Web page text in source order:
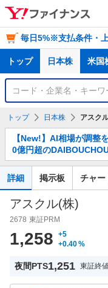
毎日5%※支払条件・
サ
トップ 日本株 米国
銘
検
トップ 日本株 アスク
知
ら
せ
【New!】AI相場が調整
0億円超の
詳細 掲示板 チャー
アスクル(株)
2678 東証PRM
1,258
+5
+0.40%
夜間PTS1,251 東証終